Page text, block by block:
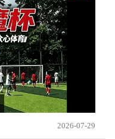
2026-07-29